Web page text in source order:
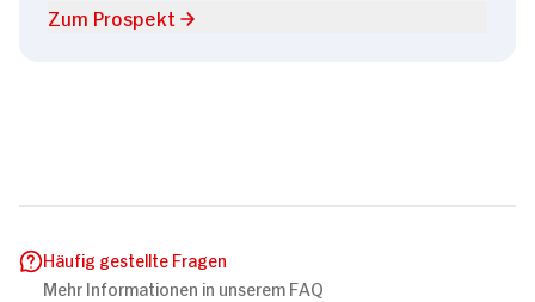
Zum Prospekt
Häufig gestellte Fragen
Mehr Informationen in unserem FAQ